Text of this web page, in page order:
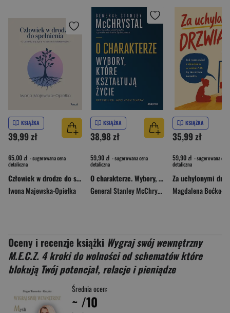
KSIĄŻKA
39,99 zł
65,00 zł - sugerowana cena
detaliczna
Człowiek w drodze do spełnienia. O uczeniu się życia w sensie i świadomości
Iwona Majewska-Opiełka
KSIĄŻKA
38,98 zł
59,90 zł - sugerowana cena
detaliczna
O charakterze. Wybory, które kształtują życie
General Stanley McChrystal
KSIĄŻKA
35,99 zł
59,90 zł - sugerowana cena
detaliczna
Oceny i recenzje książki Wygraj swój wewnętrzny
M.E.C.Z. 4 kroki do wolności od schematów które
blokują Twój potencjał, relacje i pieniądze
Średnia ocen:
~ /10